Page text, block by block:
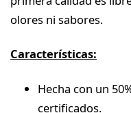
olores ni sabores.
Características:
Hecha con un
certificados.